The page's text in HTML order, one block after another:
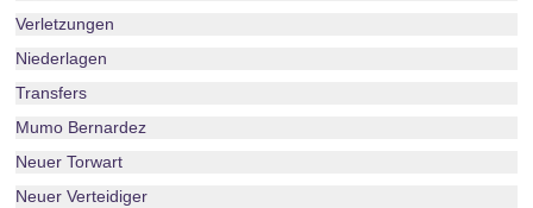
Verletzungen
Niederlagen
Transfers
Mumo Bernardez
Neuer Torwart
Neuer Verteidiger